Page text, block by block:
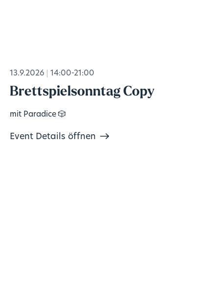
13.9.2026 14:00-21:00
Brettspielsonntag Copy
mit Paradice 🎲
Event Details öffnen